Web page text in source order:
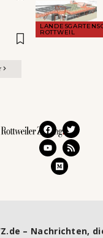
ROTTWEIL
– Nachrichten,